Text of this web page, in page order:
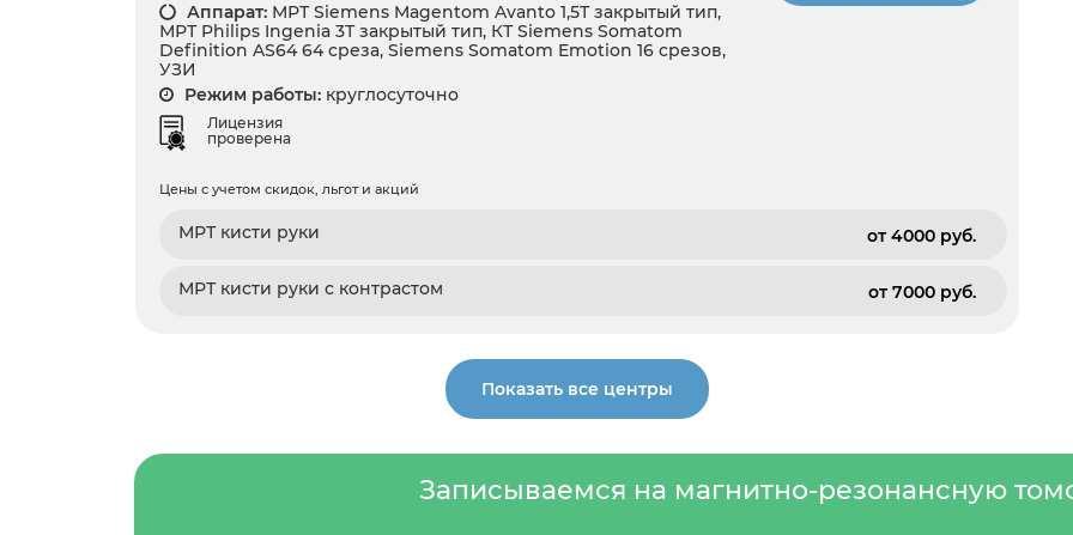
Аппарат: МРТ Siemens Magentom Avanto 1,5Т закрытый тип,
МРТ Philips Ingenia 3Т закрытый тип, КТ Siemens Somatom
Definition AS64 64 среза, Siemens Somatom Emotion 16 срезов,
УЗИ
Режим работы: круглосуточно
Лицензия
проверена
Цены с учетом скидок, льгот и акций
МРТ кисти руки от 4000 pуб.
МРТ кисти руки с контрастом от 7000 pуб.
Показать все центры
Записываемся на магнитно-резонансную